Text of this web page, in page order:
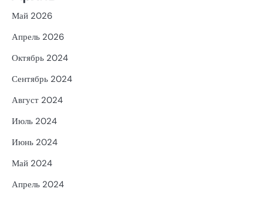
Май 2026
Апрель 2026
Октябрь 2024
Сентябрь 2024
Август 2024
Июль 2024
Июнь 2024
Май 2024
Апрель 2024